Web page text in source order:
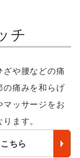
チ
ざや腰などの痛
の痛みを和らげ
マッサージをお
ます。
ちら